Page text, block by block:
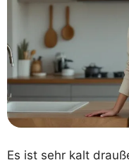
Es ist sehr kalt